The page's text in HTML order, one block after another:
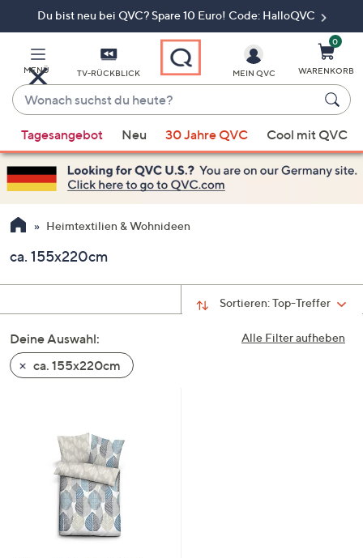
Du bist neu bei QVC? Spare 10 Euro! Code: HalloQVC
MENÜ TV-RÜCKBLICK
Wonach
suchst
du
heute?
Vorschläge
verfügbar
sind,
verwenden
Sie
Pfeiltasten
nach
und
nach
unten
oder
Geräten
MEIN QVC
0
WARENKORB
Tagesangebot Neu 30 Jahre QVC Cool mit QVC
Heimtextilien & Wohnideen
ca. 155x220cm
Sortieren:Top-Treffer
Alle Filter aufheben
Deine Auswahl:
ca. 155x220cm